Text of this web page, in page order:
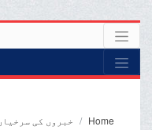
Home خبروں کی سرخیاں